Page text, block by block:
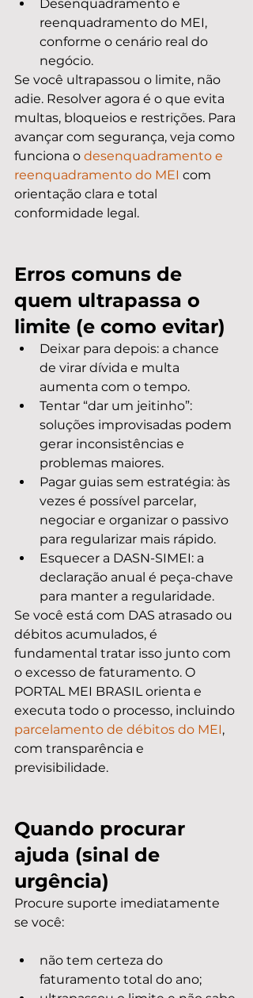
Desenquadramento e
reenquadramento do MEI,
conforme o cenário real do
negócio.
Se você ultrapassou o limite, não
adie. Resolver agora é o que evita
multas, bloqueios e restrições. Para
avançar com segurança, veja como
funciona o desenquadramento e
reenquadramento do MEI com
orientação clara e total
conformidade legal.
Erros comuns de
quem ultrapassa o
limite (e como evitar)
Deixar para depois: a chance
de virar dívida e multa
aumenta com o tempo.
Tentar “dar um jeitinho”:
soluções improvisadas podem
gerar inconsistências e
problemas maiores.
Pagar guias sem estratégia: às
vezes é possível parcelar,
negociar e organizar o passivo
para regularizar mais rápido.
Esquecer a DASN-SIMEI: a
declaração anual é peça-chave
para manter a regularidade.
Se você está com DAS atrasado ou
débitos acumulados, é
fundamental tratar isso junto com
o excesso de faturamento. O
PORTAL MEI BRASIL orienta e
executa todo o processo, incluindo
parcelamento de débitos do MEI,
com transparência e
previsibilidade.
Quando procurar
ajuda (sinal de
urgência)
Procure suporte imediatamente
se você:
não tem certeza do
faturamento total do ano;